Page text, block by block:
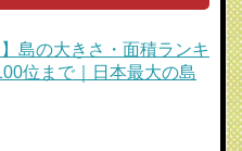
】島の大きさ・面積ランキ
位まで｜日本最大の島